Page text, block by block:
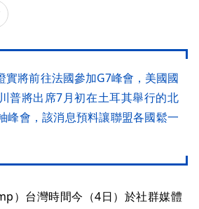
實將前往法國參加G7峰會，美國國
普將出席7月初在土耳其舉行的北
峰會，該消息預料讓聯盟各國鬆一
）台灣時間今（4日）於社群媒體